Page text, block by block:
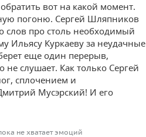
вот на какой момент.
погоню. Сергей Шляпников
слов про столь необходимый
Ильясу Куркаеву за неудачные
еще один перерыв,
слушает. Как только Сергей
сплочением и
Мусэрский! И его
не хватает эмоций